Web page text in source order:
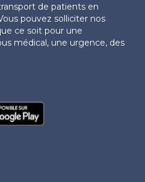
de patients en
pouvez solliciter nos
ce soit pour une
médical, une urgence, des